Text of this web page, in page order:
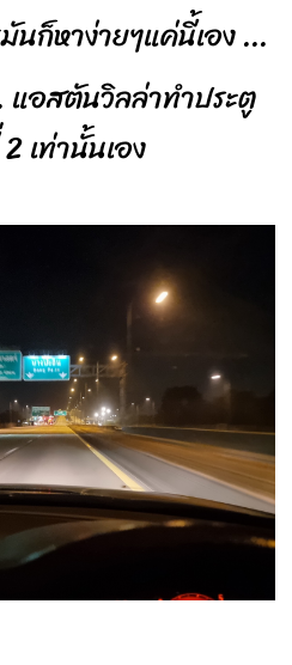
นก็หาง่ายๆแค่นี้เอง ...
อสตันวิลล่าทำประตู
เท่านั้นเอง